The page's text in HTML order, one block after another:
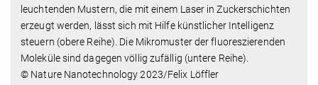
leuchtenden Mustern, die mit einem Laser in Zuckerschichten
erzeugt werden, lässt sich mit Hilfe künstlicher Intelligenz
steuern (obere Reihe). Die Mikromuster der fluoreszierenden
Moleküle sind dagegen völlig zufällig (untere Reihe).
© Nature Nanotechnology 2023/Felix Löffler